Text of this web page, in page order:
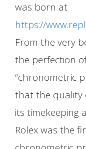
was born at
https://
From the very
the perfection
“chronometric
that the quality
its timekeeping
Rolex was the